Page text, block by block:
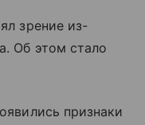
зрение из-
Об этом стало
признаки